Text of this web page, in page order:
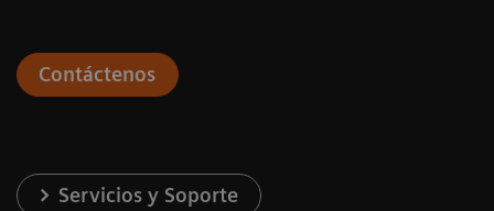
Contáctenos
Servicios y Soporte